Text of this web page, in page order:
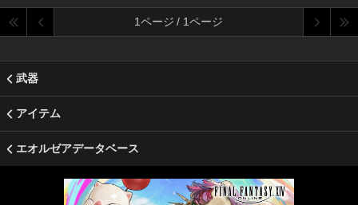
1ページ / 1ページ
武器
アイテム
エオルゼアデータベース